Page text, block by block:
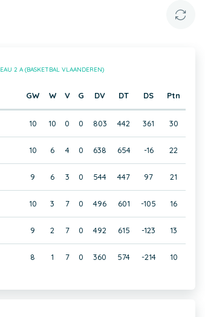
2 A (BASKETBAL VLAANDEREN)
GW W V G DV DT DS Ptn
10 10 0 0 803 442 361 30
10 6 4 0 638 654 -16 22
9 6 3 0 544 447 97 21
10 3 7 0 496 601 -105 16
9 2 7 0 492 615 -123 13
8 1 7 0 360 574 -214 10